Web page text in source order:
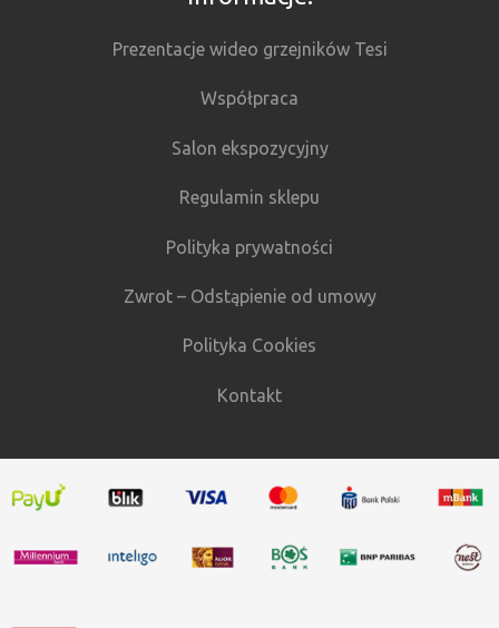
Prezentacje wideo grzejników Tesi
Współpraca
Salon ekspozycyjny
Regulamin sklepu
Polityka prywatności
Zwrot – Odstąpienie od umowy
Polityka Cookies
Kontakt